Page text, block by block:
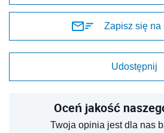
Zapisz się na
Udostępnij
Oceń jakość
Twoja opinia jest dla nas